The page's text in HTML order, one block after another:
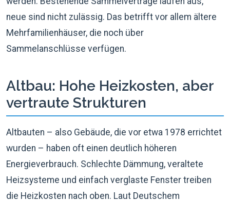
neue sind nicht zulässig. Das betrifft vor allem ältere
Mehrfamilienhäuser, die noch über
Sammelanschlüsse verfügen.
Altbau: Hohe Heizkosten, aber
vertraute Strukturen
Altbauten – also Gebäude, die vor etwa 1978 errichtet
wurden – haben oft einen deutlich höheren
Energieverbrauch. Schlechte Dämmung, veraltete
Heizsysteme und einfach verglaste Fenster treiben
die Heizkosten nach oben. Laut Deutschem